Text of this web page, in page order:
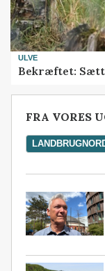
ULVE
Bekræftet:
FRA VORES